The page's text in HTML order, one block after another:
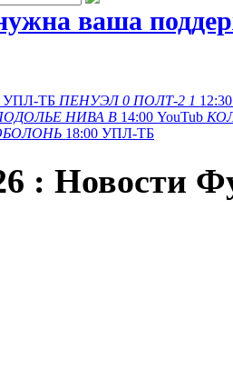
ваша
УПЛ-ТБ ПЕНУЭЛ 0 ПОЛТ-2 1 12:30
НИВА В 14:00 YouTub
18:00 УПЛ-ТБ
: Новости